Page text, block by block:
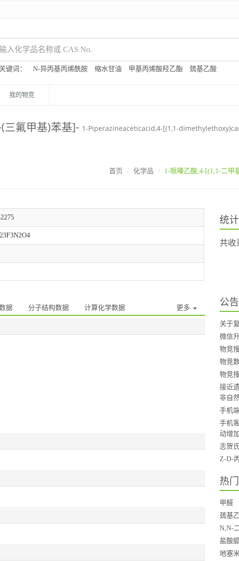
键词： N-异丙基丙烯酰胺 缩水甘油 甲基丙烯酸羟乙酯 巯基乙酸
我的物竞
三氟甲基)苯基]- 1-Piperazineaceticacid,4-[(1,1-
首页 化学品 1-哌嗪乙酸,4-[(1,1-二甲
据 分子结构数据 计算化学数据 更多
统
共收
公告
关于
微信
物竞
物竞
物竞
接近
非自
手机
手机
动增加
志贺
Z-D-
热
甲醛
巯基
N,N-
盐酸胍
地塞